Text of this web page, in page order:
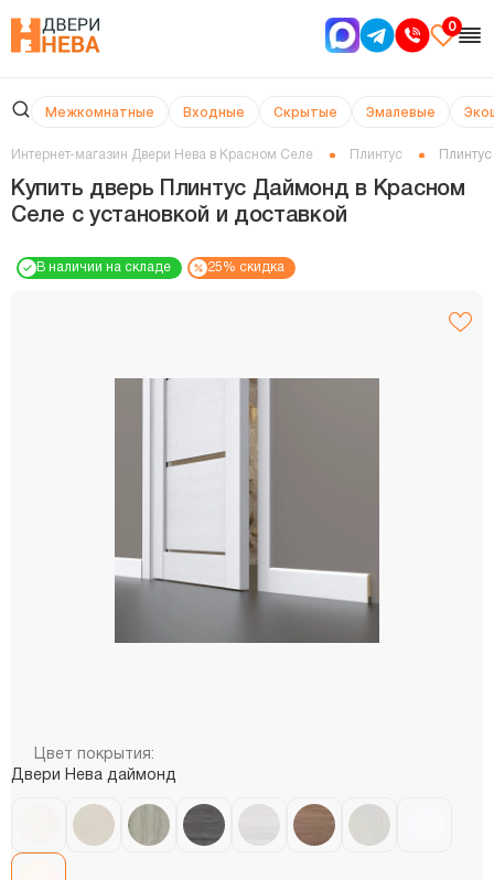
0
Межкомнатные Входные Скрытые Эмалевые
Интернет-магазин Двери Нева в Красном Селе Плинтус
Купить дверь Плинтус Даймонд в Красном
Селе с установкой и доставкой
В наличии на складе 25% скидка
Цвет покрытия:
Двери Нева даймонд